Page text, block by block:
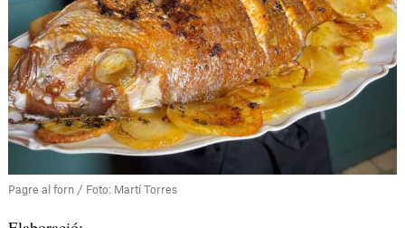
Pagre al forn / Foto: Martí Torres